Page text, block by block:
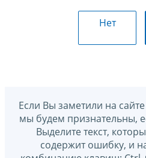
Нет
Если Вы заметили на
мы будем признательны,
Выделите текст,
содержит ошибку, и